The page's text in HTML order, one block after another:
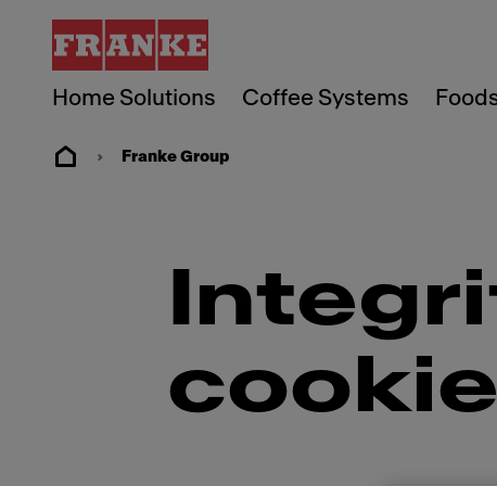
Home Solutions Coffee Systems
Franke Group